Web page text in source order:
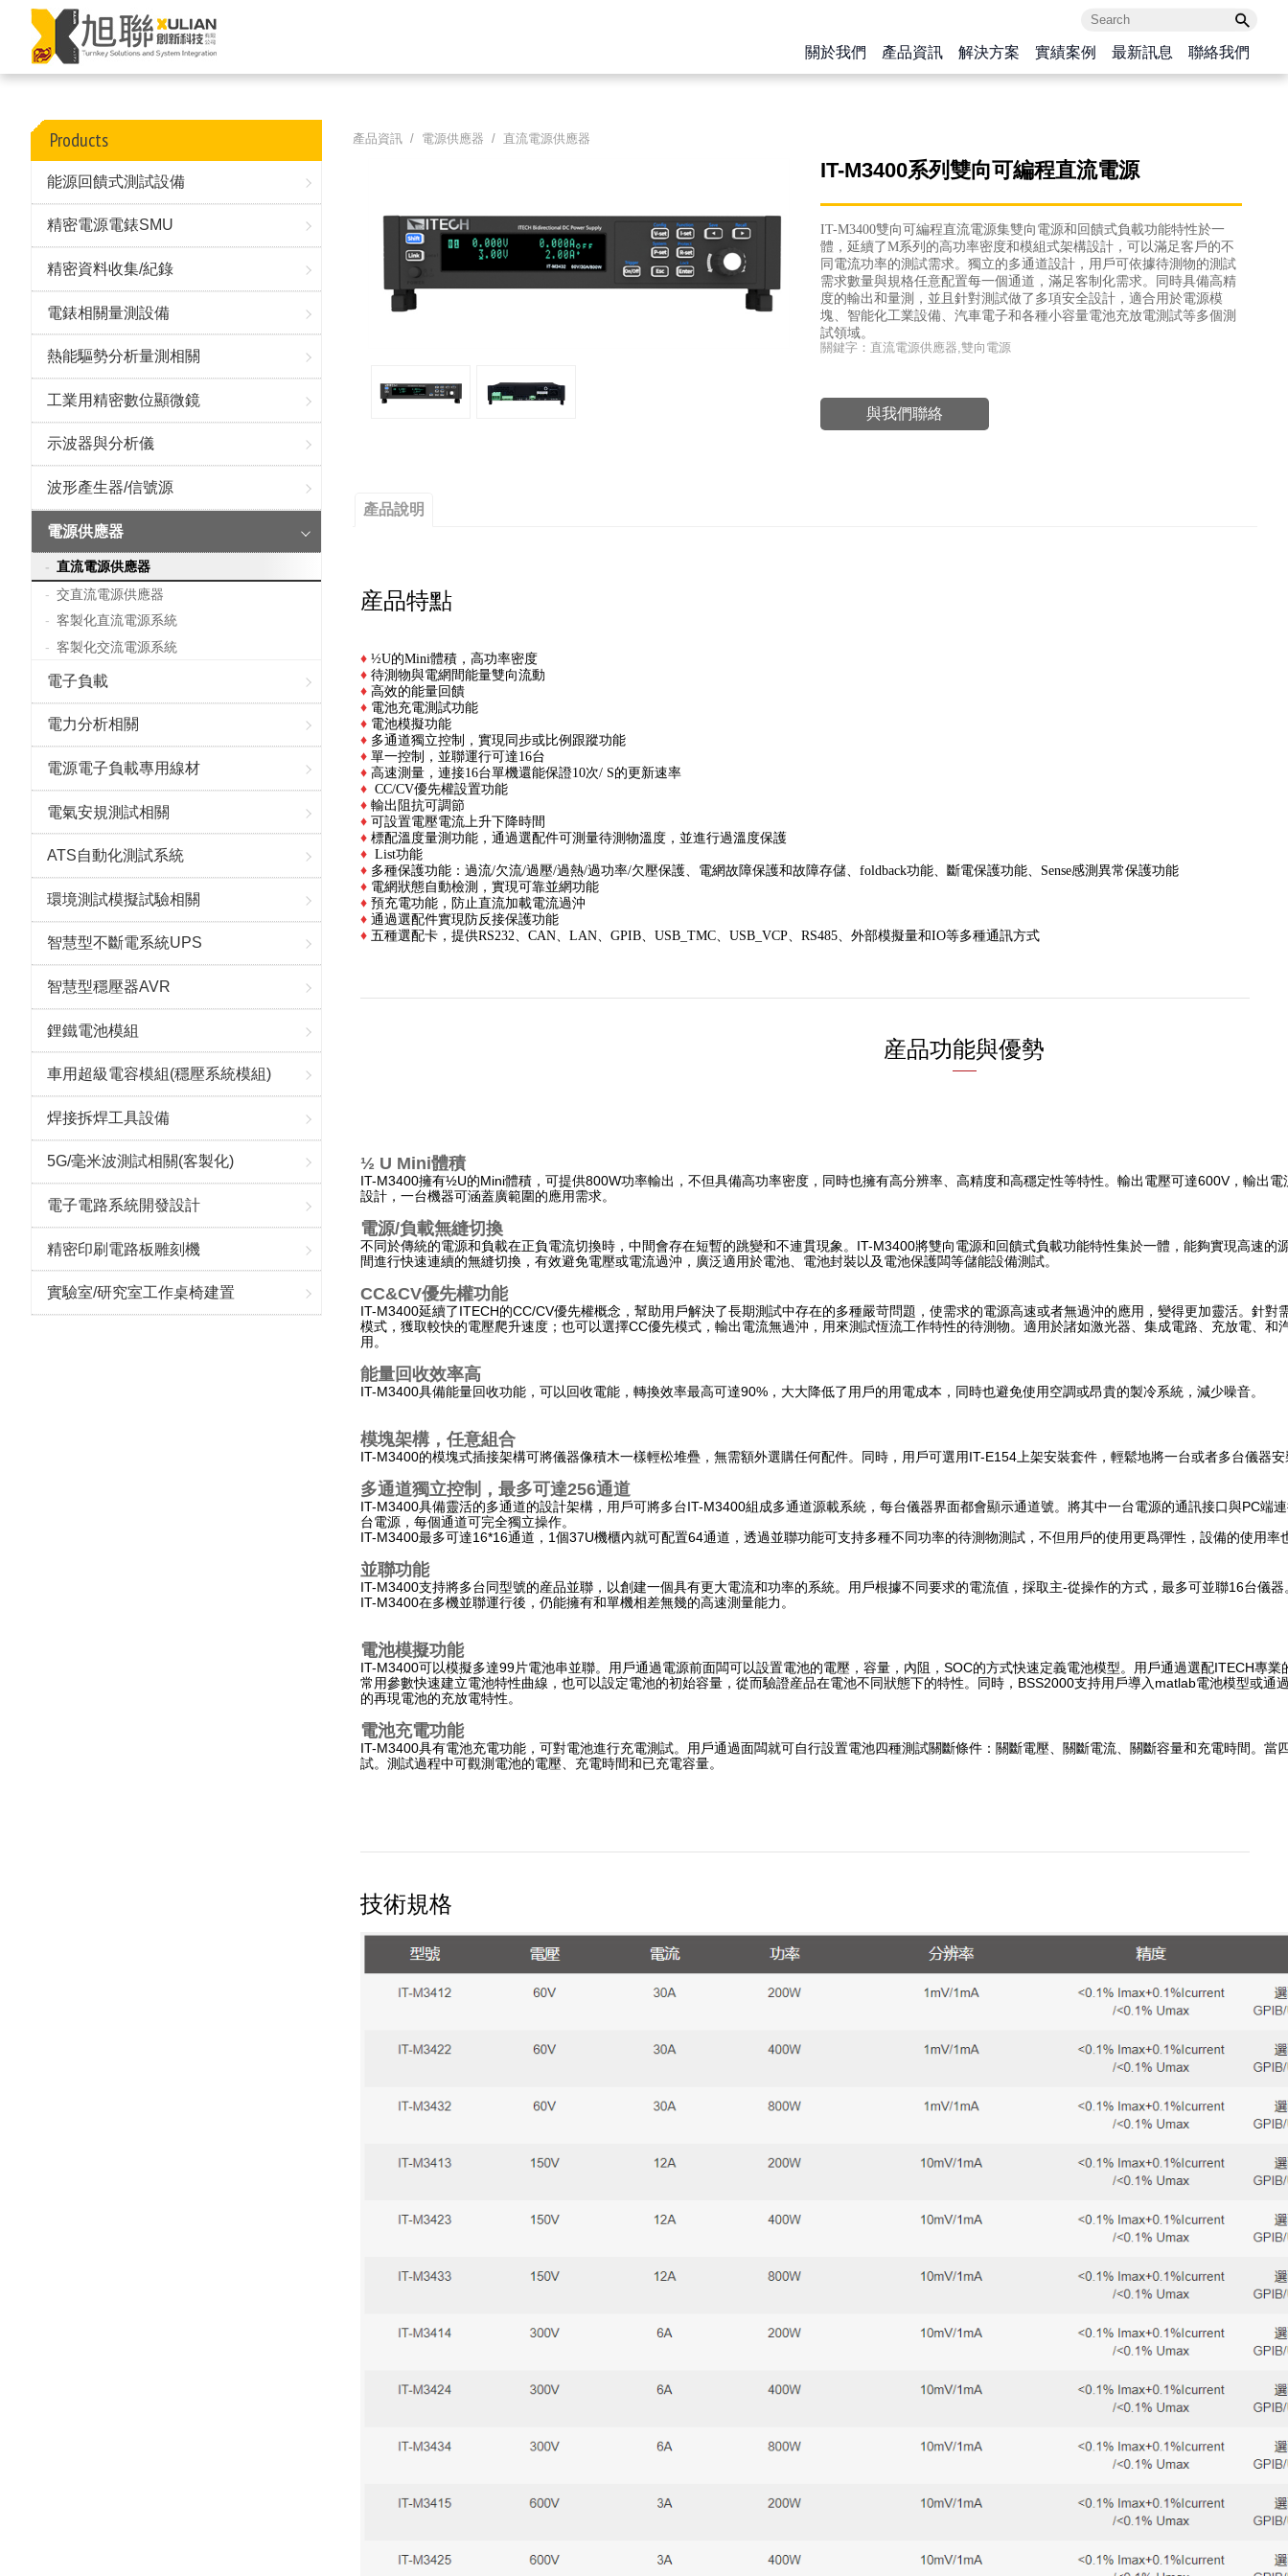
關於我們 產品資訊 解決方案 實績案例 最新訊息 聯絡我們
Products
能源回饋式測試設備
精密電源電錶SMU
精密資料收集/紀錄
電錶相關量測設備
熱能驅勢分析量測相關
工業用精密數位顯微鏡
示波器與分析儀
波形產生器/信號源
電源供應器
直流電源供應器
交直流電源供應器
客製化直流電源系統
客製化交流電源系統
電子負載
電力分析相關
電源電子負載專用線材
電氣安規測試相關
ATS自動化測試系統
環境測試模擬試驗相關
智慧型不斷電系統UPS
智慧型穩壓器AVR
鋰鐵電池模組
車用超級電容模組(穩壓系統模組)
焊接拆焊工具設備
5G/毫米波測試相關(客製化)
電子電路系統開發設計
精密印刷電路板雕刻機
實驗室/研究室工作桌椅建置
產品資訊 / 電源供應器 / 直流電源供應器
IT-M3400系列雙向可編程直流電源
IT-M3400雙向可編程直流電源集雙向電源和回饋式負載功能特性於一
體，延續了M系列的高功率密度和模組式架構設計，可以滿足客戶的不
同電流功率的測試需求。 獨立的多通道設計，用戶可依據待測物的測試
需求數量與規格任意配置每一個通道，滿足客制化需求。
同時具備高精
度的輸出和量測，並且針對測試做了多項安全設計，適合用於電源模
塊、智能化工業設備、汽車電子和各種小容量電池充放電測試等多個測
試領域。
關鍵字：直流電源供應器,雙向電源
與我們聯絡
產品說明
産品特點
♦ ½U的Mini體積，高功率密度
♦ 待測物與電網間能量雙向流動
♦ 高效的能量回饋
♦ 電池充電測試功能
♦ 電池模擬功能
♦ 多通道獨立控制，實現同步或比例跟蹤功能
♦ 單一控制，並聯運行可達16台
♦ 高速測量，連接16台單機還能保證10次/ S的更新速率
♦ CC/CV優先權設置功能
♦ 輸出阻抗可調節
♦ 可設置電壓電流上升下降時間
♦ 標配溫度量測功能，通過選配件可測量待測物溫度，並進行過溫度保護
♦ List功能
♦ 多種保護功能：過流/欠流/過壓/過熱/過功率/欠壓保護、電網故障保護和故障存儲、foldback功能、斷電保護功能、Sense感測異常保護功能
♦ 電網狀態自動檢測，實現可靠並網功能
♦ 預充電功能，防止直流加載電流過沖
♦ 通過選配件實現防反接保護功能
♦ 五種選配卡，提供RS232、CAN、LAN、GPIB、USB_TMC、USB_VCP、RS485、外部模擬量和IO等多種通訊方式
産品功能與優勢
½ U Mini體積
IT-M3400擁有½U的Mini體積，可提供800W功率輸出，不但具備高功率密度，同時也擁有高分辨率、高精度和高穩定性等特性。 輸出電壓可達600V，輸出電
設計，一台機器可涵蓋廣範圍的應用需求。
電源/負載無縫切換
不同於傳統的電源和負載在正負電流切換時，中間會存在短暫的跳變和不連貫現象。 IT-M3400將雙向電源和回饋式負載功能特性集於一體，能夠實現高速的
間進行快速連續的無縫切換，有效避免電壓或電流過沖，廣泛適用於電池、電池封裝以及電池保護闆等儲能設備測試。
CC&CV優先權功能
IT-M3400延續了ITECH的CC/CV優先權概念，幫助用戶解決了長期測試中存在的多種嚴苛問題，使需求的電源高速或者無過沖的應用，變得更加靈活。 針對
模式，獲取較快的電壓爬升速度；也可以選擇CC優先模式，輸出電流無過沖，用來測試恆流工作特性的待測物。 適用於諸如激光器、集成電路、充放電、和
用。
能量回收效率高
IT-M3400具備能量回收功能，可以回收電能，轉換效率最高可達90%，大大降低了用戶的用電成本，同時也避免使用空調或昂貴的製冷系統，減少噪音。
模塊架構，任意組合
IT-M3400的模塊式插接架構可將儀器像積木一樣輕松堆疊，無需額外選購任何配件。 同時，用戶可選用IT-E154上架安裝套件，輕鬆地將一台或者多台儀器
多通道獨立控制，最多可達256通道
IT-M3400具備靈活的多通道的設計架構，用戶可將多台IT-M3400組成多通道源載系統，每台儀器界面都會顯示通道號。 將其中一台電源的通訊接口與PC端
台電源，每個通道可完全獨立操作。
IT-M3400最多可達16*16通道，1個37U機櫃內就可配置64通道，透過並聯功能可支持多種不同功率的待測物測試，不但用戶的使用更爲彈性，設備的使用率
並聯功能
IT-M3400支持將多台同型號的産品並聯，以創建一個具有更大電流和功率的系統。
用戶根據不同要求的電流值，採取主-從操作的方式，最多可並聯16台儀器
IT-M3400在多機並聯運行後，仍能擁有和單機相差無幾的高速測量能力。
電池模擬功能
IT-M3400可以模擬多達99片電池串並聯。 用戶通過電源前面闆可以設置電池的電壓，容量，內阻，SOC的方式快速定義電池模型。
用戶通過選配ITECH專
常用參數快速建立電池特性曲線，也可以設定電池的初始容量，從而驗證産品在電池不同狀態下的特性。 同時，BSS2000支持用戶導入matlab電池模型或通
的再現電池的充放電特性。
電池充電功能
IT-M3400具有電池充電功能，可對電池進行充電測試。 用戶通過面闆就可自行設置電池四種測試關斷條件：關斷電壓、關斷電流、關斷容量和充電時間。 當
試。 測試過程中可觀測電池的電壓、充電時間和已充電容量。
技術規格